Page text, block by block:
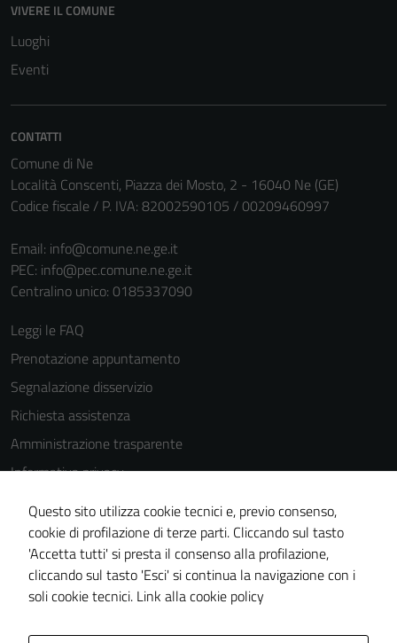
VIVERE IL COMUNE
Luoghi
Eventi
CONTATTI
Comune di Ne
Località Conscenti, Piazza dei Mosto, 2 - 16040 Ne (GE)
Codice fiscale / P. IVA: 82002590105 / 00209460997
Email: info@comune.ne.ge.it
PEC: info@pec.comune.ne.ge.it
Centralino unico: 0185337090
Leggi le FAQ
Prenotazione appuntamento
Segnalazione disservizio
Richiesta assistenza
Amministrazione trasparente
Informativa privacy
Cookie Policy
Note legali
Dichiarazione di accessibilità
Piano di miglioramento del sito
Questo sito utilizza cookie tecnici e, previo consenso,
cookie di profilazione di terze parti. Cliccando sul tasto
'Accetta tutti' si presta il consenso alla profilazione,
cliccando sul tasto 'Esci' si continua la navigazione con i
soli cookie tecnici. Link alla cookie policy
sono necessari
per il